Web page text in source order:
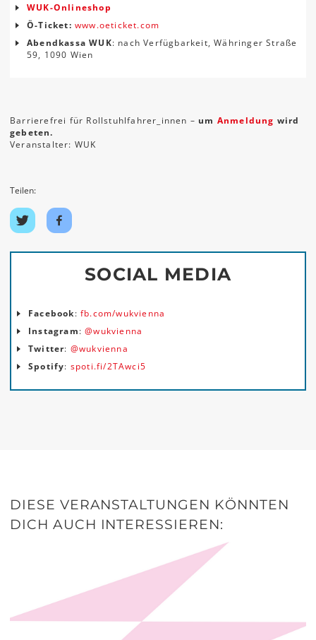
WUK-Onlineshop
Ö-Ticket: www.oeticket.com
Abendkassa WUK: nach Verfügbarkeit, Währinger Straße
59, 1090 Wien
Barrierefrei für Rollstuhlfahrer_innen – um Anmeldung wird
gebeten.
Veranstalter: WUK
Teilen:
Auf
Twitter
Auf
Facebook
SOCIAL MEDIA
Facebook:fb.com/wukvienna
Instagram:@wukvienna
Twitter: @wukvienna
Spotify: spoti.fi/2TAwci5
DIESE VERANSTALTUNGEN KÖNNTEN
DICH AUCH INTERESSIEREN: